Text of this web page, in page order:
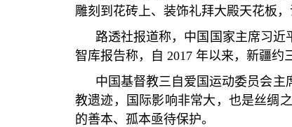
雕刻到花砖上、装饰礼拜大殿天花板
路透社报道称，中国国家主席习
智库报告称，自 2017 年以来，新疆约
中国基督教三自爱国运动委员会
教遗迹，国际影响非常大，也是丝绸
的善本、孤本亟待保护。